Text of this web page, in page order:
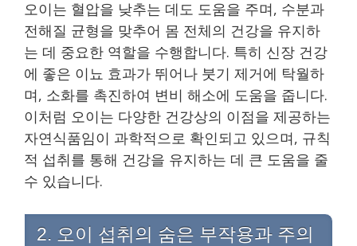
오이는 혈압을 낮추는 데도 도움을 주며, 수분과
전해질 균형을 맞추어 몸 전체의 건강을 유지하
는 데 중요한 역할을 수행합니다. 특히 신장 건강
에 좋은 이뇨 효과가 뛰어나 붓기 제거에 탁월하
며, 소화를 촉진하여 변비 해소에 도움을 줍니다.
이처럼 오이는 다양한 건강상의 이점을 제공하는
자연식품임이 과학적으로 확인되고 있으며, 규칙
적 섭취를 통해 건강을 유지하는 데 큰 도움을 줄
수 있습니다.
2. 오이 섭취의 숨은 부작용과 주의